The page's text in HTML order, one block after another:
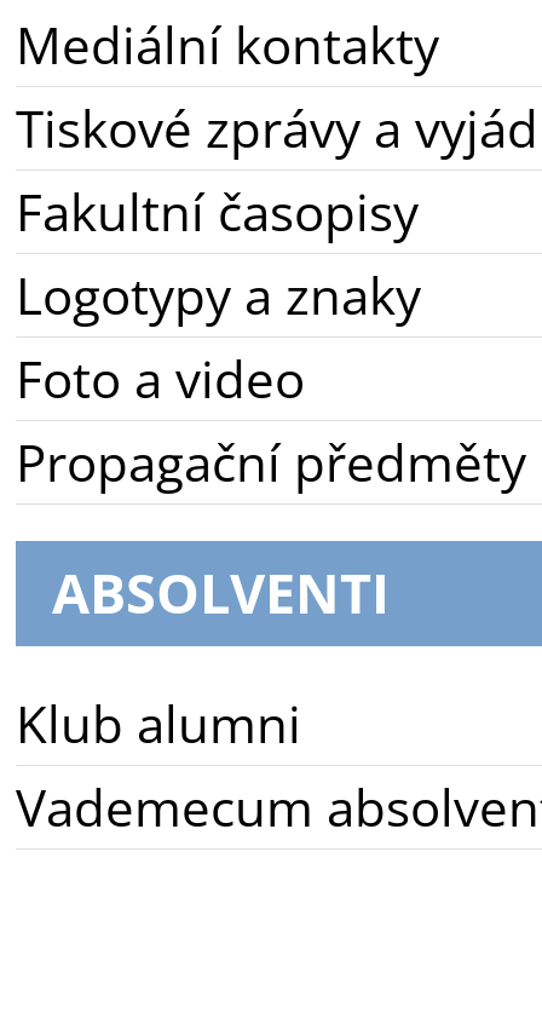
Mediální kontakty
Tiskové zprávy a
Fakultní časopisy
Logotypy a znaky
Foto a video
Propagační předměty
ABSOLVENTI
Klub alumni
Vademecum